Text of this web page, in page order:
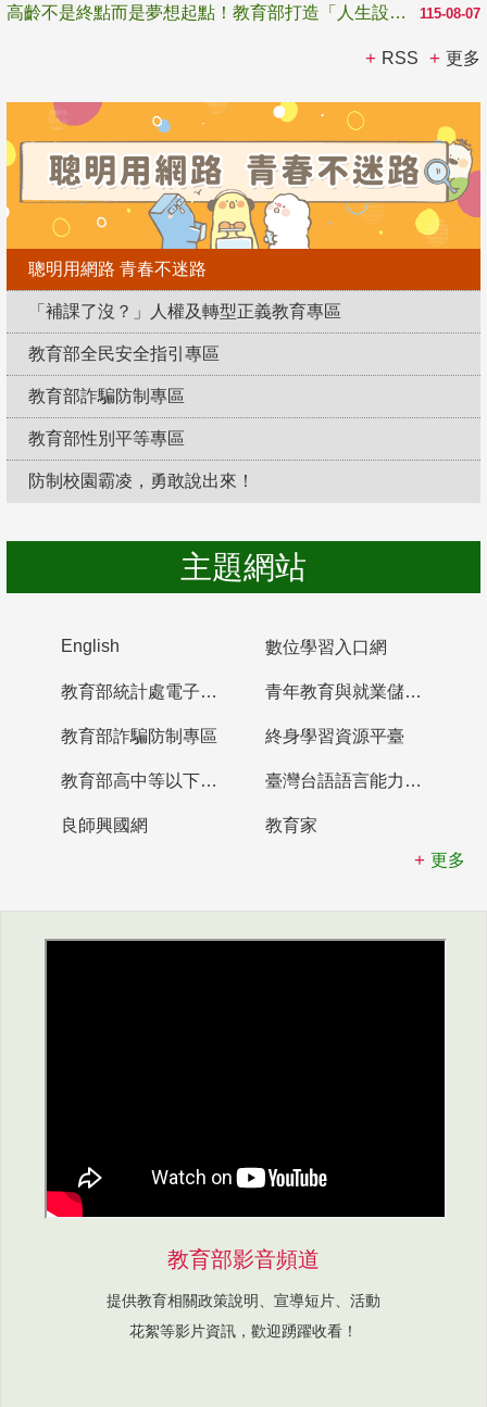
115-08-07
高齡不是終點而是夢想起點！教育部打造「人生設計夢工場」 參展第3屆高齡健康產業博覽會
RSS 更多
聰明用網路 青春不迷路
「補課了沒？」人權及轉型正義教育專區
教育部全民安全指引專區
教育部詐騙防制專區
教育部性別平等專區
防制校園霸凌，勇敢說出來！
主題網站
English 數位學習入口網
教育部統計處電子書櫃 青年教育與就業儲蓄帳戶
教育部詐騙防制專區 終身學習資源平臺
教育部高中等以下學校及幼兒園教師資格檢定考試 臺灣台語語言能力認證網站
良師興國網
教育家
更多
教育部影音頻道
提供教育相關政策說明、宣導短片、活動
花絮等影片資訊，歡迎踴躍收看！